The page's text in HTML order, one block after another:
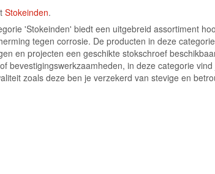
Stokeinden.
'Stokeinden' biedt een uitgebreid assortiment
tegen corrosie. De producten in deze
en projecten een geschikte stokschroef
bevestigingswerkzaamheden, in deze categorie
zoals deze ben je verzekerd van stevige en